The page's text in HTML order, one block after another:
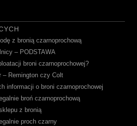
z bronią czarnoprochową
– PODSTAWA
broni czarnoprochowej?
– Remington czy Colt
informacji o broni czarnoprochowej
broń czarnoprochową
z bronią
proch czarny